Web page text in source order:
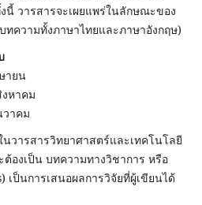
นี้ วารสารจะเผยแพร่ในลักษณะของ
ความทั้งภาษาไทยและภาษาอังกฤษ)
ายน
หาคม
าคม
รสารวิทยาศาสตร์และเทคโนโลยี
องเป็น บทความทางวิชาการ หรือ
เป็นการเสนอผลการวิจัยที่ผู้เขียนได้